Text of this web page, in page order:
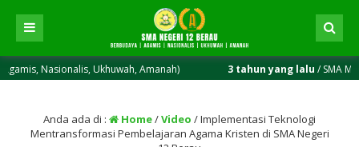
Nasionalis, Ukhuwah, Amanah) 3 tahun yang lalu/ SMA Maju
Anda ada di : Home/Video /Implementasi Teknologi
Mentransformasi Pembelajaran Agama Kristen di SMA Negeri